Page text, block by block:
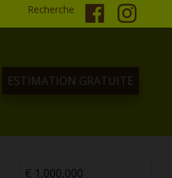
Recherche
ESTIMATION GRATUITE